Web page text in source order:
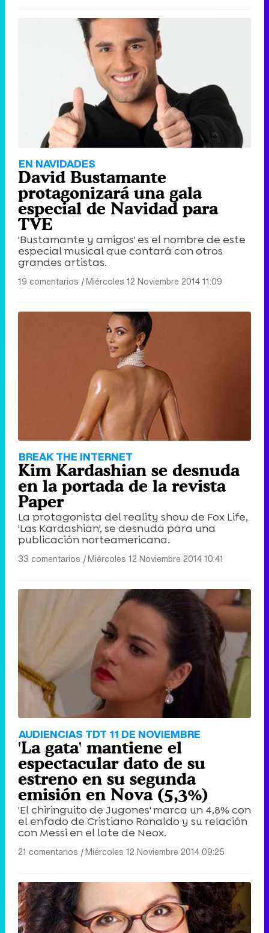
EN NAVIDADES
David Bustamante
protagonizará una gala
especial de Navidad para
TVE
'Bustamante y amigos' es el nombre de este
especial musical que contará con otros
grandes artistas.
19 comentarios |Miércoles 12 Noviembre 2014 11:09
BREAK THE INTERNET
Kim Kardashian se desnuda
en la portada de la revista
Paper
La protagonista del reality show de Fox Life,
'Las Kardashian', se desnuda para una
publicación norteamericana.
33 comentarios |Miércoles 12 Noviembre 2014 10:41
AUDIENCIAS TDT 11 DE NOVIEMBRE
'La gata' mantiene el
espectacular dato de su
estreno en su segunda
emisión en Nova (5,3%)
'El chiringuito de Jugones' marca un 4,8% con
el enfado de Cristiano Ronaldo y su relación
con Messi en el late de Neox.
21 comentarios |Miércoles 12 Noviembre 2014 09:25